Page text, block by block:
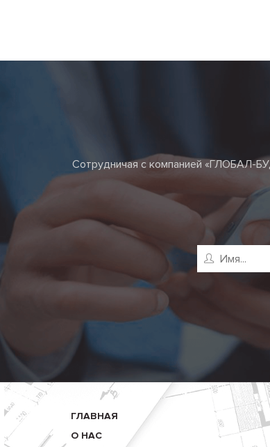
Сотрудничая с компанией «ГЛОБАЛ-
ГЛАВНАЯ
О НАС